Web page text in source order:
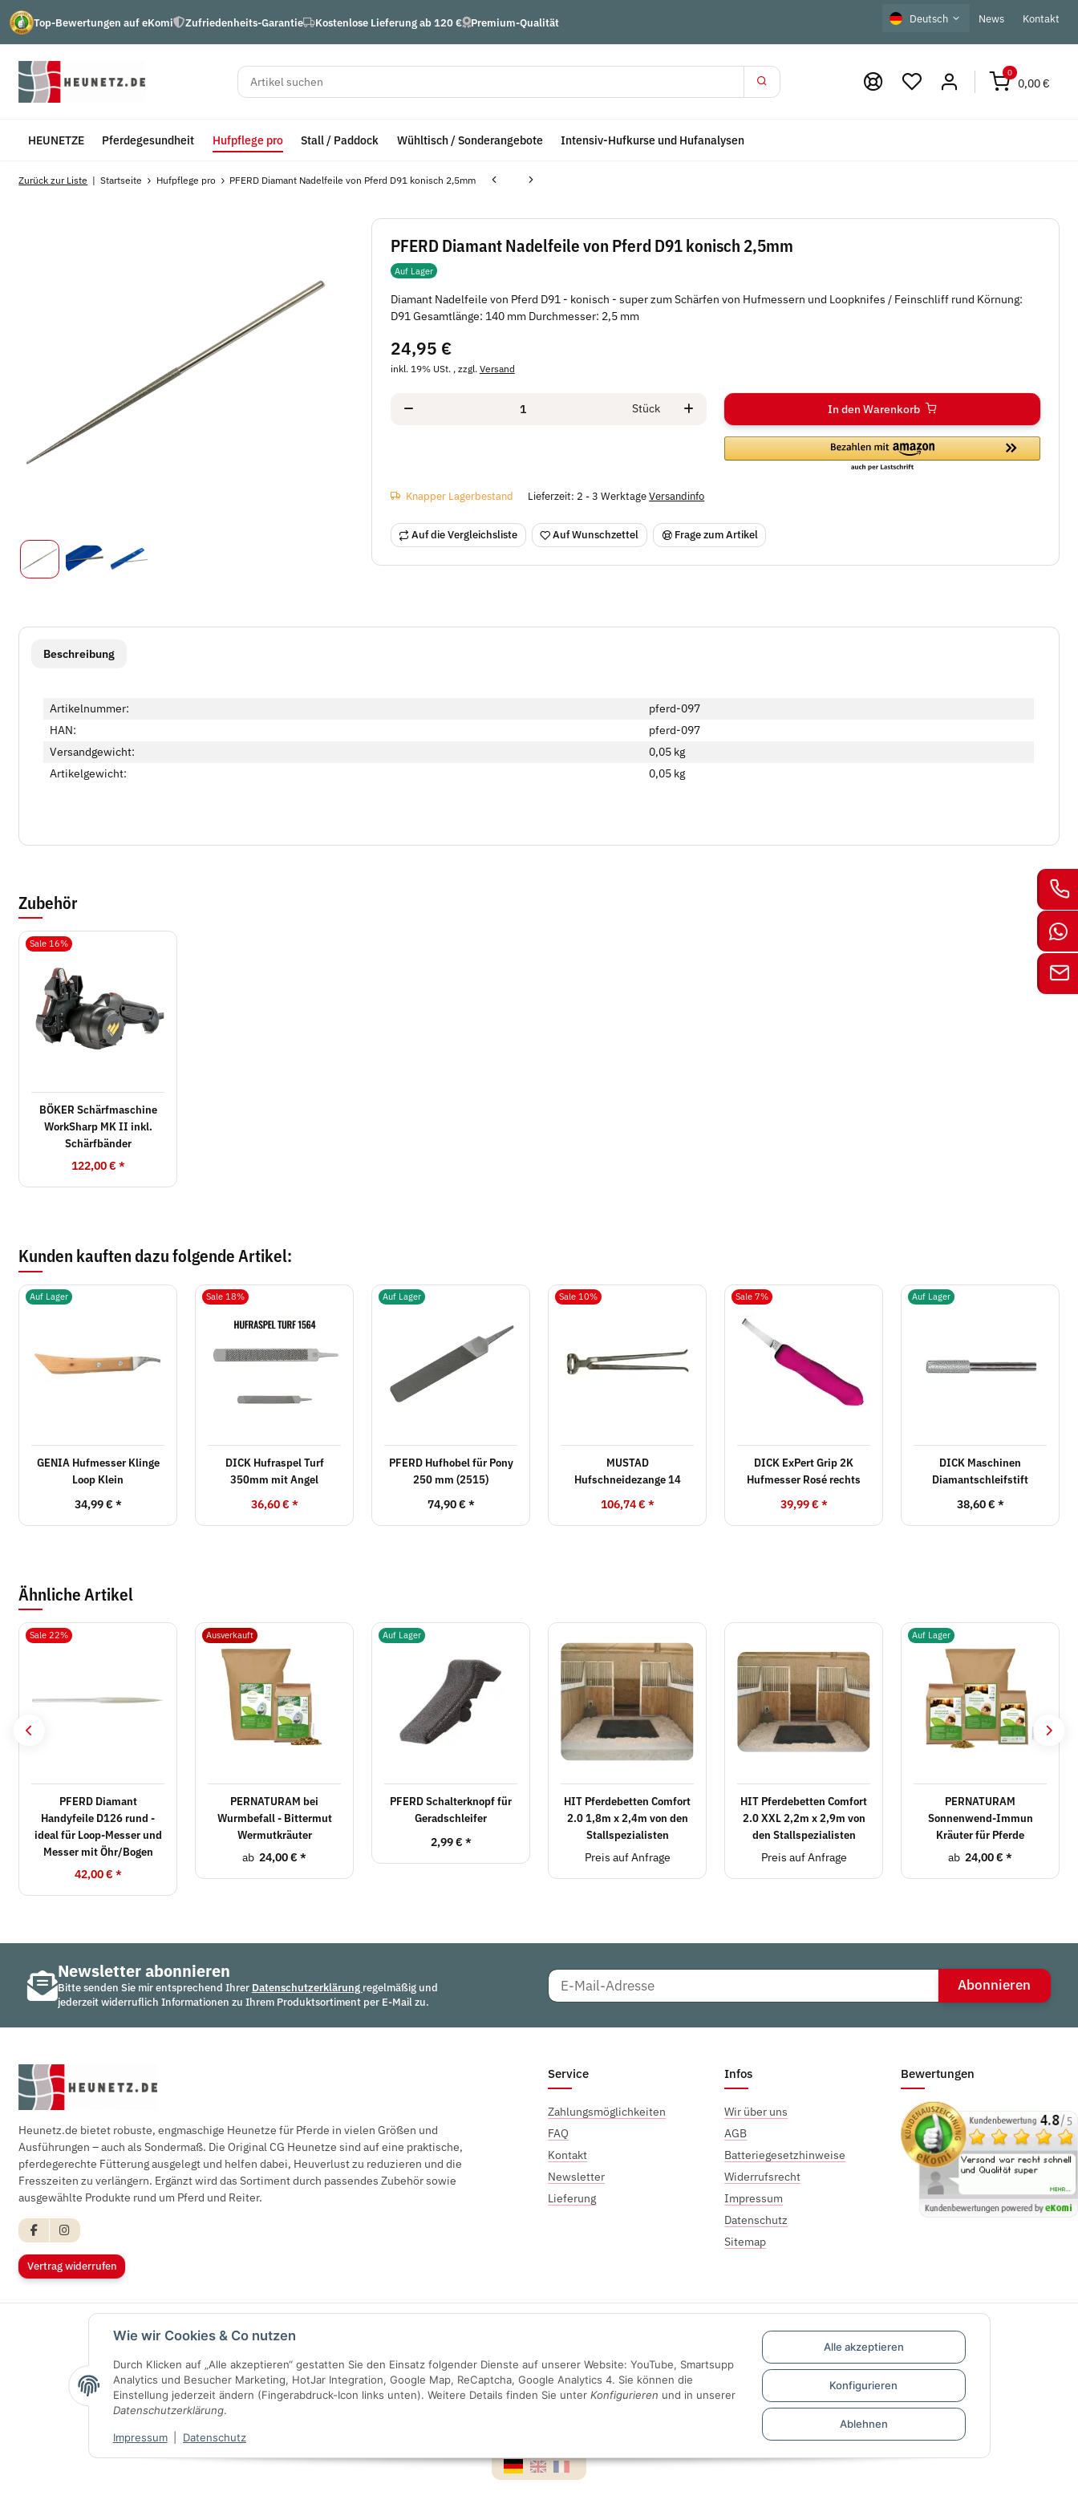
Wie wir Cookies & Co nutzen
Durch Klicken auf „Alle akzeptieren“ gestatten Sie den Einsatz folgender Dienste auf unserer Website: YouTube, Smartsupp
Analytics und Besucher Marketing, HotJar Integration, Google Map, ReCaptcha, Google Analytics 4. Sie können die
Einstellung jederzeit ändern (Fingerabdruck-Icon links unten). Weitere Details finden Sie unter Konfigurieren und in unserer
Datenschutzerklärung.
Impressum Datenschutz
Alle akzeptieren
Konfigurieren
Ablehnen
Deutsch News Kontakt
Top-Bewertungen auf eKomi Zufriedenheits-Garantie Kostenlose Lieferung ab 120 € Premium-Qualität
0
0,00 €
HEUNETZE Pferdegesundheit Hufpflege pro Stall / Paddock Wühltisch / Sonderangebote Intensiv-Hufkurse und Hufanalysen
Zurück zur Liste Startseite Hufpflege pro PFERD Diamant Nadelfeile von Pferd D91 konisch 2,5mm
PFERD Diamant Nadelfeile von Pferd D91 konisch 2,5mm
Auf Lager
Diamant Nadelfeile von Pferd D91 - konisch - super zum Schärfen von Hufmessern und Loopknifes / Feinschliff rund Körnung:
D91 Gesamtlänge: 140 mm Durchmesser: 2,5 mm
24,95 €
inkl. 19% USt. , zzgl. Versand
Stück In den Warenkorb
Knapper Lagerbestand Lieferzeit: 2 - 3 WerktageVersandinfo
Auf die Vergleichsliste Auf Wunschzettel Frage zum Artikel
weitere Registerkarten anzeigen
Beschreibung
Artikelnummer:
pferd-097
HAN:
pferd-097
Versandgewicht:
0,05 kg
Artikelgewicht:
0,05 kg
Zubehör
Sale 16%
BÖKER Schärfmaschine
WorkSharp MK II inkl.
Schärfbänder
122,00 € *
Kunden kauften dazu folgende Artikel:
Auf Lager
GENIA Hufmesser Klinge
Loop Klein
34,99 € *
Sale 18%
DICK Hufraspel Turf
350mm mit Angel
36,60 € *
Auf Lager
PFERD Hufhobel für Pony
250 mm (2515)
74,90 € *
Sale 10%
MUSTAD
Hufschneidezange 14
106,74 € *
Sale 7%
DICK ExPert Grip 2K
Hufmesser Rosé rechts
39,99 € *
Auf Lager
DICK Maschinen
Diamantschleifstift
38,60 € *
Ähnliche Artikel
Sale 22%
PFERD Diamant
Handyfeile D126 rund -
ideal für Loop-Messer und
Messer mit Öhr/Bogen
42,00 € *
Ausverkauft
PERNATURAM bei
Wurmbefall - Bittermut
Wermutkräuter
ab 24,00 €*
Auf Lager
PFERD Schalterknopf für
Geradschleifer
2,99 € *
HIT Pferdebetten Comfort
2.0 1,8m x 2,4m von den
Stallspezialisten
Preis auf Anfrage
HIT Pferdebetten Comfort
2.0 XXL 2,2m x 2,9m von
den Stallspezialisten
Preis auf Anfrage
Auf Lager
PERNATURAM
Sonnenwend-Immun
Kräuter für Pferde
ab 24,00 €*
Newsletter abonnieren
Bitte senden Sie mir entsprechend Ihrer Datenschutzerklärung regelmäßig und
jederzeit widerruflich Informationen zu Ihrem Produktsortiment per E-Mail zu.
Abonnieren
Heunetz.de bietet robuste, engmaschige Heunetze für Pferde in vielen Größen und
Ausführungen – auch als Sondermaß. Die Original CG Heunetze sind auf eine praktische,
pferdegerechte Fütterung ausgelegt und helfen dabei, Heuverlust zu reduzieren und die
Fresszeiten zu verlängern. Ergänzt wird das Sortiment durch passendes Zubehör sowie
ausgewählte Produkte rund um Pferd und Reiter.
Vertrag widerrufen
Service
Zahlungsmöglichkeiten
FAQ
Kontakt
Newsletter
Lieferung
Infos
Wir über uns
AGB
Batteriegesetzhinweise
Widerrufsrecht
Impressum
Datenschutz
Sitemap
Bewertungen